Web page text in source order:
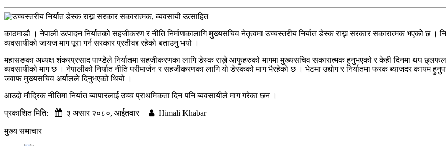
काठमाडौ । नेपाली उत्पादन निर्यातको सहजीकरण र नीति निर्माणकालागि मुख्यसचिव नेतृत्वमा उच्चस्तरीय निर्यात डेस्क राख्न सरकार सकारात्मक भएको छ
व्यवसायीको जायज माग पूरा गर्न सरकार प्रतीवद्द रहेको बताउनु भयो ।
महासङका अध्यक्ष शंकरप्रसाद पाण्डेले निर्यातमा सहजीकरणका लागि डेस्क राख्ने आफुहरुको मागमा मुख्यसचिव सकारात्मक हुनुभएको र केही दिनमा थप
ब्यवसायीको माग छ । नेपालीको निर्यात नीति परीमार्जन र सहजीकरणका लागि यो डेस्कको माग भैरहेको छ । भेटमा उद्योग र निर्यातमा फरक ब्याजदर कायम
जवाफ मुख्यसचिव अर्यालले दिनुभएको थियो ।
आउदो मौद्रिक नीतिमा निर्यात ब्यापारलाई उच्च प्राथमिकता दिन पनि ब्यवसायीले माग गरेका छन ।
प्रकाशित मिति:
३ असार २०८०, आईतवार | Himali Khabar
मुख्य समाचार